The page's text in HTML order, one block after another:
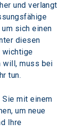
und verlangt
sich einen
diesen
wichtige
will, muss bei
tun.
Sie mit einem
um neue
Ihre